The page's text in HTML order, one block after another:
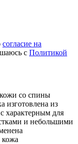
согласие на
с Политикой
со спины
изготовлена из
характерным для
и небольшими
кожа